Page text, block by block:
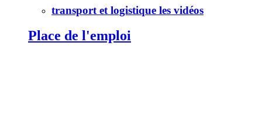
transport et logistique les vidéos
Place de l'emploi